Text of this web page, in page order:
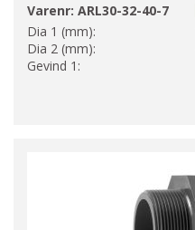
Varenr: ARL30-32-40-7
Dia 1 (mm):
Dia 2 (mm):
Gevind 1: